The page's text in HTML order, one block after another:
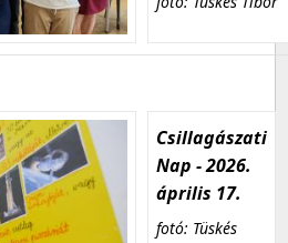
Csillagászati
Nap - 2026.
április 17.
fotó: Tüskés